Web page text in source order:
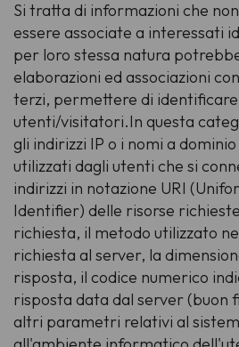
Si tratta di informazioni che
essere associate a interessati
per loro stessa natura
elaborazioni ed associazioni
terzi, permettere di
utenti/visitatori.In questa
gli indirizzi IP o i nomi a
utilizzati dagli utenti che si
indirizzi in notazione URI
Identifier) delle risorse
richiesta, il metodo utilizzato
richiesta al server, la
risposta, il codice numerico
risposta data dal server (buon
altri parametri relativi al